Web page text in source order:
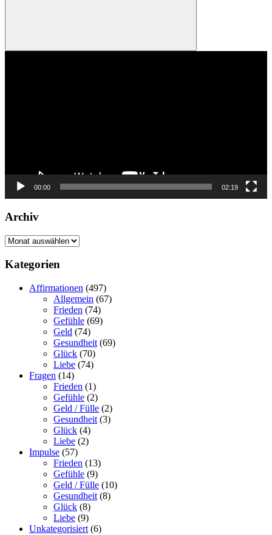
Suchen
00:00 02:19
Archiv
Archiv
Kategorien
Affirmationen (497)
Allgemein (67)
Frieden (74)
Gefühle (69)
Geld (74)
Gesundheit (69)
Glück (70)
Liebe (74)
Fragen (14)
Frieden (1)
Gefühle (2)
Geld / Fülle (2)
Gesundheit (3)
Glück (4)
Liebe (2)
Impulse (57)
Frieden (13)
Gefühle (9)
Geld / Fülle (10)
Gesundheit (8)
Glück (8)
Liebe (9)
Unkategorisiert (6)